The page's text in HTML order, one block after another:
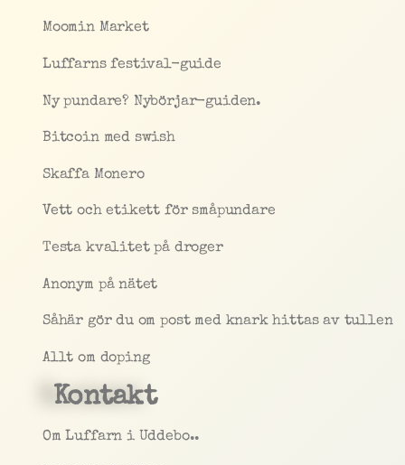
Moomin Market
Luffarns festival-guide
Ny pundare? Nybörjar-guiden.
Bitcoin med swish
Skaffa Monero
Vett och etikett för småpundare
Testa kvalitet på droger
Anonym på nätet
Såhär gör du om post med knark hittas av tullen
Allt om doping
Kontakt
Om Luffarn i Uddebo..